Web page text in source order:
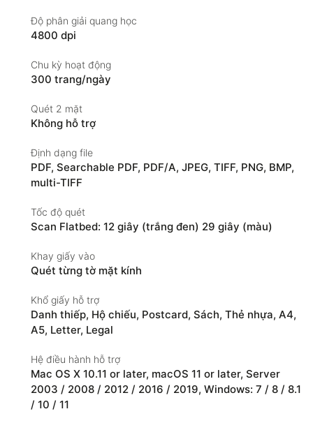
Độ phân giải quang học
4800 dpi
Chu kỳ hoạt động
300 trang/ngày
Quét 2 mặt
Không hỗ trợ
Định dạng file
PDF, Searchable PDF, PDF/A, JPEG, TIFF, PNG, BMP,
multi-TIFF
Tốc độ quét
Scan Flatbed: 12 giây (trắng đen) 29 giây (màu)
Khay giấy vào
Quét từng tờ mặt kính
Khổ giấy hỗ trợ
Danh thiếp, Hộ chiếu, Postcard, Sách, Thẻ nhựa, A4,
A5, Letter, Legal
Hệ điều hành hỗ trợ
Mac OS X 10.11 or later, macOS 11 or later, Server
2003 / 2008 / 2012 / 2016 / 2019, Windows: 7 / 8 / 8.1
/ 10 / 11